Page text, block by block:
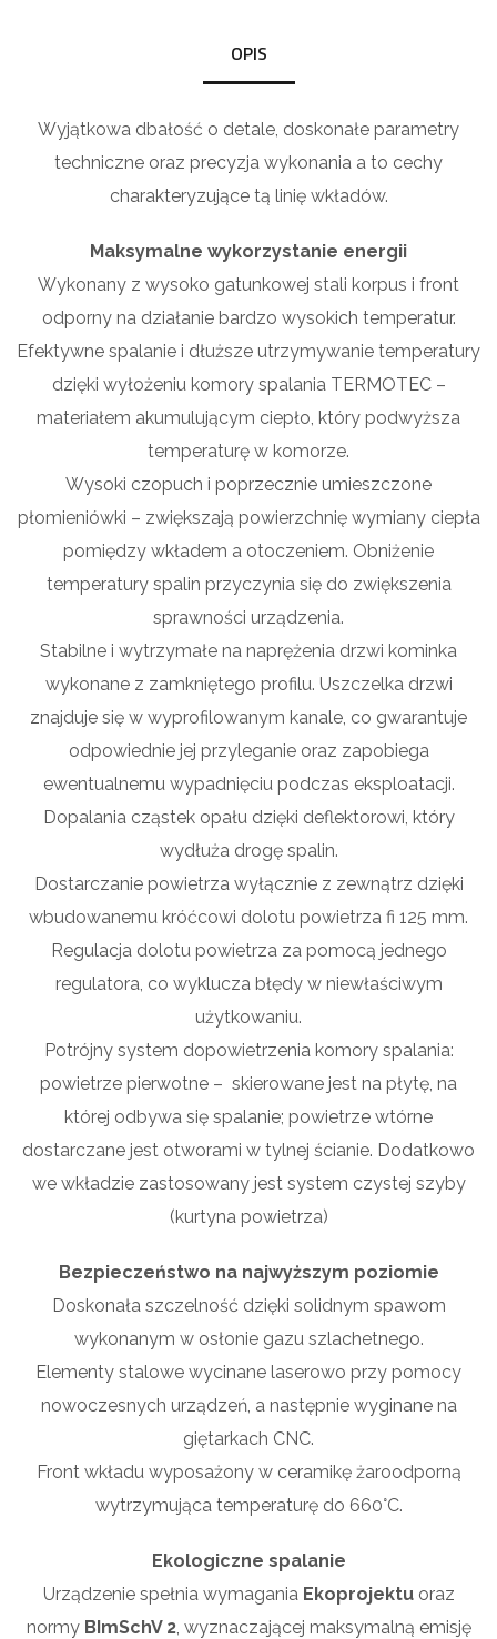
OPIS
Wyjątkowa dbałość o detale, doskonałe parametry
techniczne oraz precyzja wykonania a to cechy
charakteryzujące tą linię wkładów.
Maksymalne wykorzystanie energii
Wykonany z wysoko gatunkowej stali korpus i front
odporny na działanie bardzo wysokich temperatur.
Efektywne spalanie i dłuższe utrzymywanie temperatury
dzięki wyłożeniu komory spalania TERMOTEC –
materiałem akumulującym ciepło, który podwyższa
temperaturę w komorze.
Wysoki czopuch i poprzecznie umieszczone
płomieniówki – zwiększają powierzchnię wymiany ciepła
pomiędzy wkładem a otoczeniem. Obniżenie
temperatury spalin przyczynia się do zwiększenia
sprawności urządzenia.
Stabilne i wytrzymałe na naprężenia drzwi kominka
wykonane z zamkniętego profilu. Uszczelka drzwi
znajduje się w wyprofilowanym kanale, co gwarantuje
odpowiednie jej przyleganie oraz zapobiega
ewentualnemu wypadnięciu podczas eksploatacji.
Dopalania cząstek opału dzięki deflektorowi, który
wydłuża drogę spalin.
Dostarczanie powietrza wyłącznie z zewnątrz dzięki
wbudowanemu króćcowi dolotu powietrza fi 125 mm.
Regulacja dolotu powietrza za pomocą jednego
regulatora, co wyklucza błędy w niewłaściwym
użytkowaniu.
Potrójny system dopowietrzenia komory spalania:
powietrze pierwotne – skierowane jest na płytę, na
której odbywa się spalanie; powietrze wtórne
dostarczane jest otworami w tylnej ścianie. Dodatkowo
we wkładzie zastosowany jest system czystej szyby
(kurtyna powietrza)
Bezpieczeństwo na najwyższym poziomie
Doskonała szczelność dzięki solidnym spawom
wykonanym w osłonie gazu szlachetnego.
Elementy stalowe wycinane laserowo przy pomocy
nowoczesnych urządzeń, a następnie wyginane na
giętarkach CNC.
Front wkładu wyposażony w ceramikę żaroodporną
wytrzymująca temperaturę do 660°C.
Ekologiczne spalanie
Urządzenie spełnia wymagania Ekoprojektuoraz
normy BImSchV 2, wyznaczającej maksymalną emisję